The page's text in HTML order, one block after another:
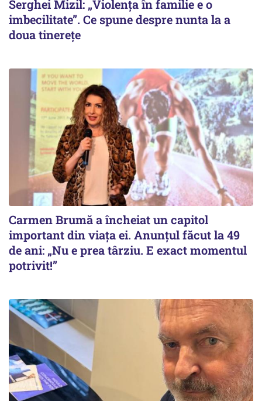
Serghei Mizil: „Violența în familie e o
imbecilitate”. Ce spune despre nunta la a
doua tinerețe
Carmen Brumă a încheiat un capitol
important din viața ei. Anunțul făcut la 49
de ani: „Nu e prea târziu. E exact momentul
potrivit!”